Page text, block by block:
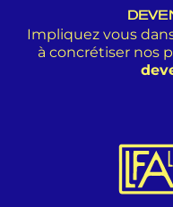
Impliquez vous
à concrétiser nos